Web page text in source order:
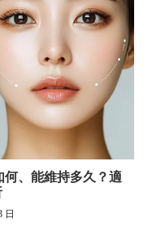
、能維持多久？適
日